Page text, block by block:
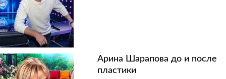
Арина Шарапова до и после
пластики